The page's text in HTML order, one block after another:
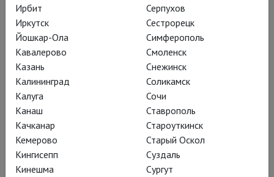
Ирбит
Иркутск
Йошкар-Ола
Кавалерово
Казань
Калининград
Калуга
Канаш
Качканар
Кемерово
Кингисепп
Кинешма
Серпухов
Сестрорецк
Симферополь
Смоленск
Снежинск
Соликамск
Сочи
Ставрополь
Староуткинск
Старый Оскол
Суздаль
Сургут